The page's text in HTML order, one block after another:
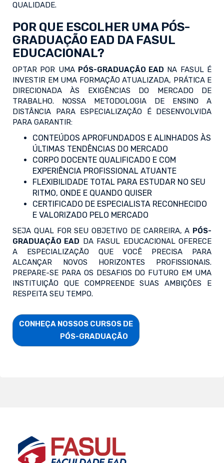
QUALIDADE.
POR QUE ESCOLHER UMA PÓS-
GRADUAÇÃO EAD DA FASUL
EDUCACIONAL?
OPTAR POR UMA PÓS-GRADUAÇÃO EAD NA FASUL É
INVESTIR EM UMA FORMAÇÃO ATUALIZADA, PRÁTICA E
DIRECIONADA ÀS EXIGÊNCIAS DO MERCADO DE
TRABALHO. NOSSA METODOLOGIA DE ENSINO A
DISTÂNCIA PARA ESPECIALIZAÇÃO É DESENVOLVIDA
PARA GARANTIR:
CONTEÚDOS APROFUNDADOS E ALINHADOS ÀS
ÚLTIMAS TENDÊNCIAS DO MERCADO
CORPO DOCENTE QUALIFICADO E COM
EXPERIÊNCIA PROFISSIONAL ATUANTE
FLEXIBILIDADE TOTAL PARA ESTUDAR NO SEU
RITMO, ONDE E QUANDO QUISER
CERTIFICADO DE ESPECIALISTA RECONHECIDO
E VALORIZADO PELO MERCADO
SEJA QUAL FOR SEU OBJETIVO DE CARREIRA, A PÓS-
GRADUAÇÃO EAD DA FASUL EDUCACIONAL OFERECE
A ESPECIALIZAÇÃO QUE VOCÊ PRECISA PARA
ALCANÇAR NOVOS HORIZONTES PROFISSIONAIS.
PREPARE-SE PARA OS DESAFIOS DO FUTURO EM UMA
INSTITUIÇÃO QUE COMPREENDE SUAS AMBIÇÕES E
RESPEITA SEU TEMPO.
CONHEÇA NOSSOS CURSOS DE
                        PÓS-GRADUAÇÃO